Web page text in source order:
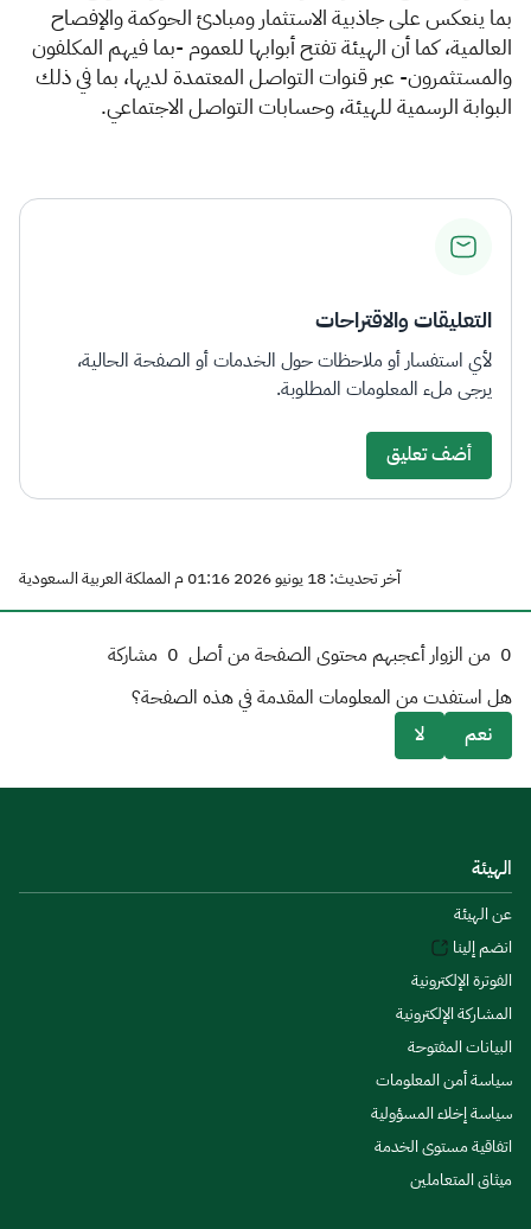
بما ينعكس على جاذبية الاستثمار ومبادئ الحوكمة والإفصاح
العالمية، كما أن الهيئة تفتح أبوابها للعموم -بما فيهم المكلفون
والمستثمرون- عبر قنوات التواصل المعتمدة لديها، بما في ذلك
البوابة الرسمية للهيئة، وحسابات التواصل الاجتماعي.
التعليقات والاقتراحات
لأي استفسار أو ملاحظات حول الخدمات أو الصفحة الحالية،
يرجى ملء المعلومات المطلوبة.
أضف تعليق
آخر تحديث: 18 يونيو 2026 01:16 م المملكة العربية السعودية
0 من الزوار أعجبهم محتوى الصفحة من أصل 0 مشاركة
هل استفدت من المعلومات المقدمة في هذه الصفحة؟
نعم
لا
الهيئة
عن الهيئة
انضم إلينا
الفوترة الإلكترونية
المشاركة الإلكترونية
البيانات المفتوحة
سياسة أمن المعلومات
سياسة إخلاء المسؤولية
اتفاقية مستوى الخدمة
ميثاق المتعاملين